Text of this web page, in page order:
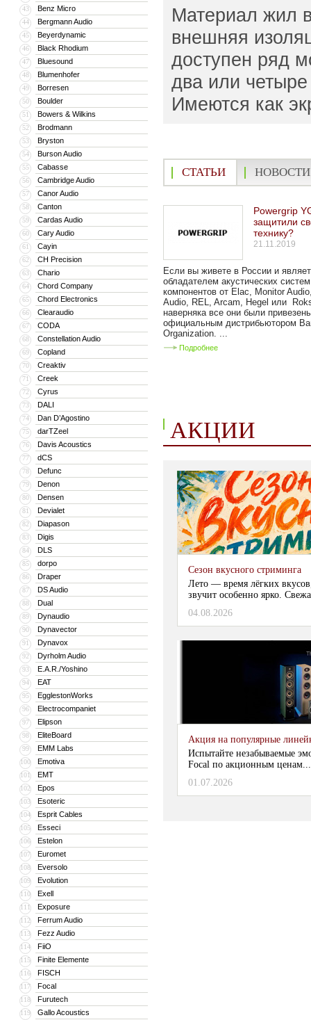
43 Benz Micro
44 Bergmann Audio
45 Beyerdynamic
46 Black Rhodium
47 Bluesound
48 Blumenhofer
49 Borresen
50 Boulder
51 Bowers & Wilkins
52 Brodmann
53 Bryston
54 Burson Audio
55 Cabasse
56 Cambridge Audio
57 Canor Audio
58 Canton
59 Cardas Audio
60 Cary Audio
61 Cayin
62 CH Precision
63 Chario
64 Chord Company
65 Chord Electronics
66 Clearaudio
67 CODA
68 Constellation Audio
69 Copland
70 Creaktiv
71 Creek
72 Cyrus
73 DALI
74 Dan D’Agostino
75 darTZeel
76 Davis Acoustics
77 dCS
78 Defunc
79 Denon
80 Densen
81 Devialet
82 Diapason
83 Digis
84 DLS
85 dorpo
86 Draper
87 DS Audio
88 Dual
89 Dynaudio
90 Dynavector
91 Dynavox
92 Dyrholm Audio
93 E.A.R./Yoshino
94 EAT
95 EgglestonWorks
96 Electrocompaniet
97 Elipson
98 EliteBoard
99 EMM Labs
100 Emotiva
101 EMT
102 Epos
103 Esoteric
104 Esprit Cables
105 Esseci
106 Estelon
107 Euromet
108 Eversolo
109 Evolution
110 Exell
111 Exposure
112 Ferrum Audio
113 Fezz Audio
114 FiiO
115 Finite Elemente
116 FISCH
117 Focal
118 Furutech
119 Gallo Acoustics
Материал жил
внешняя
доступен ряд
два или
Имеются как
СТАТЬИ НОВОСТИ
Powergrip
защитили
технику?
21.11.2019
Если вы живете в России и
обладателем акустических
компонентов от Elac, Monitor
Audio, REL, Arcam, Hegel или
наверняка все они были
официальным дистрибьютором
Organization. ...
Подробнее
АКЦИИ
Сезон вкусного стриминга
Лето — время лёгких
звучит особенно ярко.
04.08.2026
Акция на популярные
Испытайте незабываемые
Focal по акционным
01.07.2026